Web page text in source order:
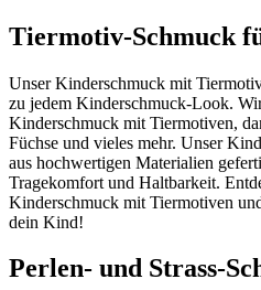
Tiermotiv-Schmuck
Unser Kinderschmuck mit
zu jedem Kinderschmuck-Look.
Kinderschmuck mit Tiermotiven,
Füchse und vieles mehr. Unser
aus hochwertigen Materialien
Tragekomfort und Haltbarkeit.
Kinderschmuck mit Tiermotiven
dein Kind!
Perlen- und Strass-